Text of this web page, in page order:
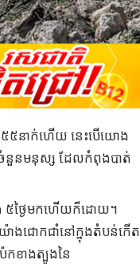
៥នាក់ហើយ នេះបើយោង
នួនមនុស្ស ដែលកំពុងបាត់
ង ៥ថ្ងៃមកហើយក៏ដោយ។
យ៉ាងជោកជាំនៅក្នុងតំបន់កើត
ខាងត្បូងនៃ